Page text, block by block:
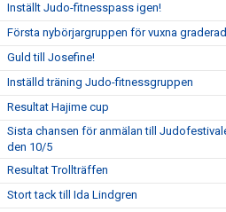
Inställt Judo-fitnesspass igen!
Första nybörjargruppen för vuxna graderad
Guld till Josefine!
Inställd träning Judo-fitnessgruppen
Resultat Hajime cup
Sista chansen för anmälan till
den 10/5
Resultat Trollträffen
Stort tack till Ida Lindgren